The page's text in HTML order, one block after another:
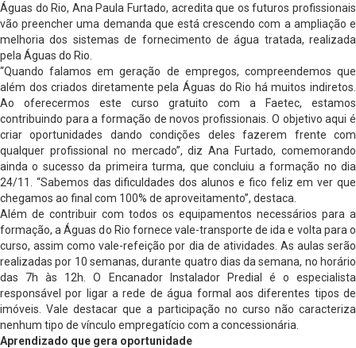
Águas do Rio, Ana Paula Furtado, acredita que os futuros profissionais
vão preencher uma demanda que está crescendo com a ampliação e
melhoria dos sistemas de fornecimento de água tratada, realizada
pela Águas do Rio.
“Quando falamos em geração de empregos, compreendemos que
além dos criados diretamente pela Águas do Rio há muitos indiretos.
Ao oferecermos este curso gratuito com a Faetec, estamos
contribuindo para a formação de novos profissionais. O objetivo aqui é
criar oportunidades dando condições deles fazerem frente com
qualquer profissional no mercado”, diz Ana Furtado, comemorando
ainda o sucesso da primeira turma, que concluiu a formação no dia
24/11. “Sabemos das dificuldades dos alunos e fico feliz em ver que
chegamos ao final com 100% de aproveitamento”, destaca.
Além de contribuir com todos os equipamentos necessários para a
formação, a Águas do Rio fornece vale-transporte de ida e volta para o
curso, assim como vale-refeição por dia de atividades. As aulas serão
realizadas por 10 semanas, durante quatro dias da semana, no horário
das 7h às 12h. O Encanador Instalador Predial é o especialista
responsável por ligar a rede de água formal aos diferentes tipos de
imóveis. Vale destacar que a participação no curso não caracteriza
nenhum tipo de vínculo empregatício com a concessionária.
Aprendizado que gera oportunidade